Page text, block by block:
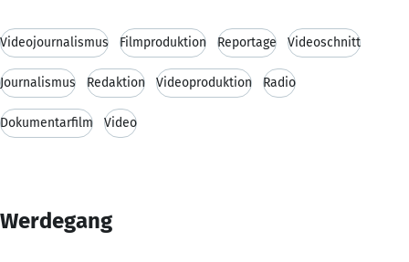
Videojournalismus Filmproduktion Reportage Videoschnitt
Journalismus Redaktion Videoproduktion Radio
Dokumentarfilm Video
Werdegang